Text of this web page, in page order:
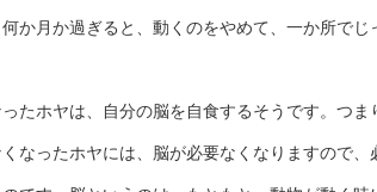
か月か過ぎると、動くのをやめて、一か所でじ
たホヤは、自分の脳を自食するそうです。つま
なったホヤには、脳が必要なくなりますので、